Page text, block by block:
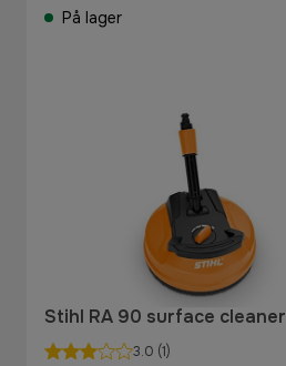
På lager
Stihl RA 90 surface cleaner
3.0 (1)